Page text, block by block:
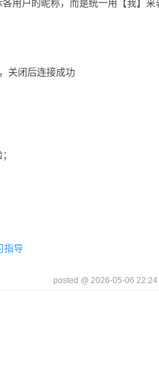
用户的昵称，而是统一用【我】来
关闭后连接成功
指导
posted @ 2026-05-06 22:24